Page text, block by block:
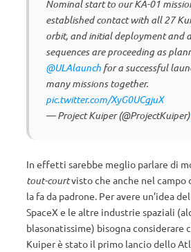
Nominal start to our KA-01
established contact with all 27
orbit, and initial deployment and
sequences are proceeding as
@ULAlaunch for a successful
many missions together.
pic.twitter.com/XyG0UCgjuX
— Project Kuiper (@ProjectKuiper)
In effetti sarebbe meglio parlare di
tout-courtvisto che anche nel campo
la fa da padrone. Per avere un’idea
SpaceX e le altre industrie spaziali
blasonatissime) bisogna considerare
Kuiper è stato il primo lancio dello